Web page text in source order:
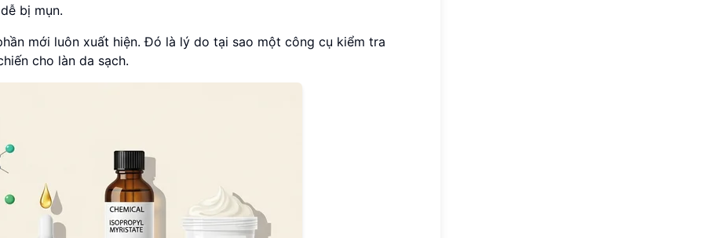
bị mụn.
mới luôn xuất hiện. Đó là lý do tại sao một công cụ kiểm tra
cho làn da sạch.